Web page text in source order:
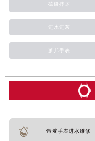
磕碰摔坏
进水进灰
萧邦手表
帝舵手表进水维修